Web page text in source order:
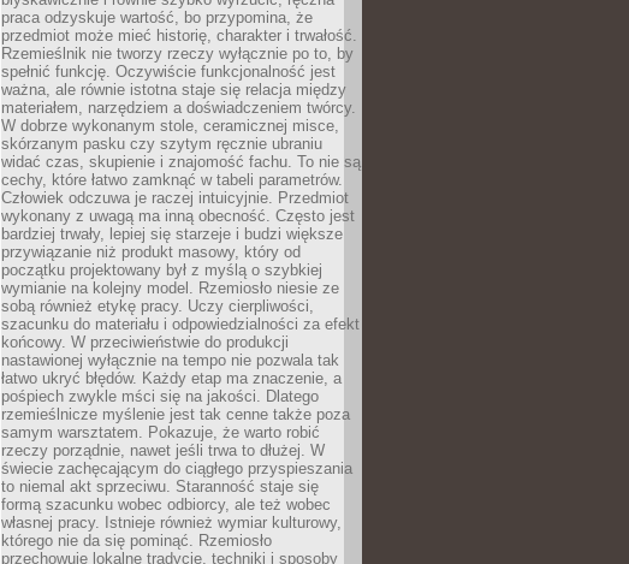
praca odzyskuje wartość, bo przypomina, że
przedmiot może mieć historię, charakter i trwałość.
Rzemieślnik nie tworzy rzeczy wyłącznie po to, by
spełnić funkcję. Oczywiście funkcjonalność jest
ważna, ale równie istotna staje się relacja między
materiałem, narzędziem a doświadczeniem twórcy.
W dobrze wykonanym stole, ceramicznej misce,
skórzanym pasku czy szytym ręcznie ubraniu
widać czas, skupienie i znajomość fachu. To nie są
cechy, które łatwo zamknąć w tabeli parametrów.
Człowiek odczuwa je raczej intuicyjnie. Przedmiot
wykonany z uwagą ma inną obecność. Często jest
bardziej trwały, lepiej się starzeje i budzi większe
przywiązanie niż produkt masowy, który od
początku projektowany był z myślą o szybkiej
wymianie na kolejny model. Rzemiosło niesie ze
sobą również etykę pracy. Uczy cierpliwości,
szacunku do materiału i odpowiedzialności za efekt
końcowy. W przeciwieństwie do produkcji
nastawionej wyłącznie na tempo nie pozwala tak
łatwo ukryć błędów. Każdy etap ma znaczenie, a
pośpiech zwykle mści się na jakości. Dlatego
rzemieślnicze myślenie jest tak cenne także poza
samym warsztatem. Pokazuje, że warto robić
rzeczy porządnie, nawet jeśli trwa to dłużej. W
świecie zachęcającym do ciągłego przyspieszania
to niemal akt sprzeciwu. Staranność staje się
formą szacunku wobec odbiorcy, ale też wobec
własnej pracy. Istnieje również wymiar kulturowy,
którego nie da się pominąć. Rzemiosło
przechowuje lokalne tradycje, techniki i sposoby